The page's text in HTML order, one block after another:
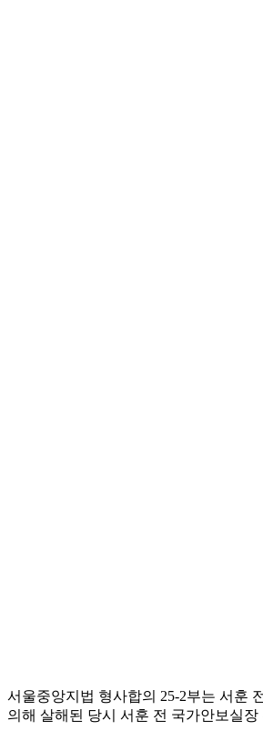
서울중앙지법 형사합의 25-2부는 서훈
의해 살해된 당시 서훈 전 국가안보실